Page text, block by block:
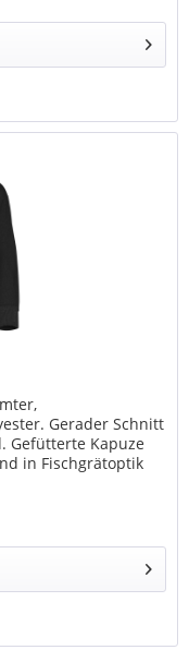
Gerader Schnitt
Gefütterte Kapuze
in Fischgrätoptik